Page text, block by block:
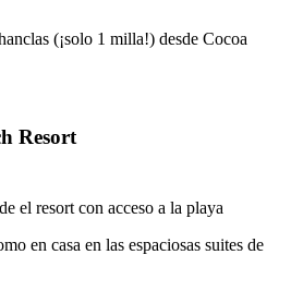
(¡solo 1 milla!) desde Cocoa
Resort
el resort con acceso a la playa
en casa en las espaciosas suites de